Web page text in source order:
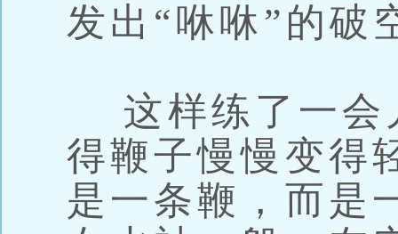
发出“咻咻”的破
这样练了一会
得鞭子慢慢变得
是一条鞭，而是